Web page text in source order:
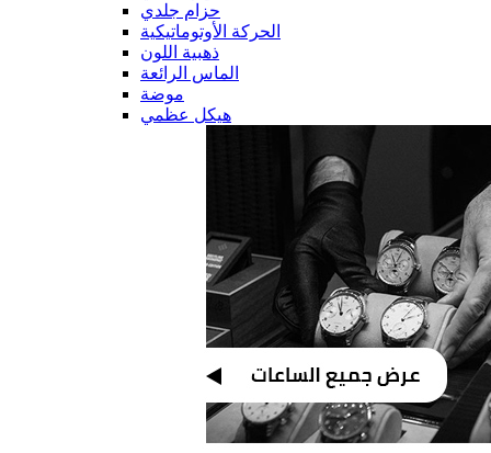
حزام جلدي
الحركة الأوتوماتيكية
ذهبية اللون
الماس الرائعة
موضة
هيكل عظمي